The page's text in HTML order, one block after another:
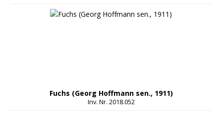
Fuchs (Georg Hoffmann sen., 1911)
Inv. Nr. 2018.052